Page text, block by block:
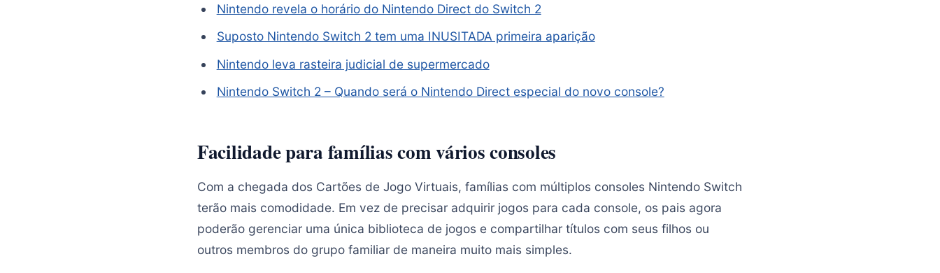
Nintendo revela o horário do Nintendo Direct do Switch 2
Suposto Nintendo Switch 2 tem uma INUSITADA primeira aparição
Nintendo leva rasteira judicial de supermercado
Nintendo Switch 2 – Quando será o Nintendo Direct especial do novo console?
Facilidade para famílias com vários consoles
Com a chegada dos Cartões de Jogo Virtuais, famílias com múltiplos consoles Nintendo Switch
terão mais comodidade. Em vez de precisar adquirir jogos para cada console, os pais agora
poderão gerenciar uma única biblioteca de jogos e compartilhar títulos com seus filhos ou
outros membros do grupo familiar de maneira muito mais simples.